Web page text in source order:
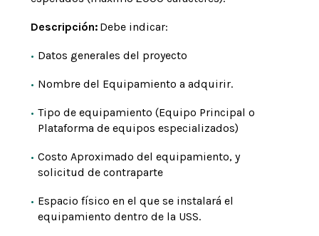
Descripción: Debe indicar:
Datos generales del proyecto
Nombre del Equipamiento a adquirir.
Tipo de equipamiento (Equipo Principal o
Plataforma de equipos especializados)
Costo Aproximado del equipamiento, y
solicitud de contraparte
Espacio físico en el que se instalará el
equipamiento dentro de la USS.